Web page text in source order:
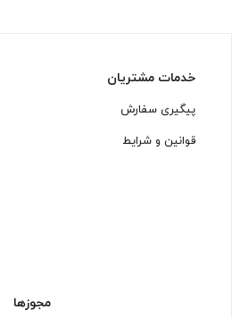
خدمات مشتریان
پیگیری سفارش
قوانین و شرایط
مجوزها